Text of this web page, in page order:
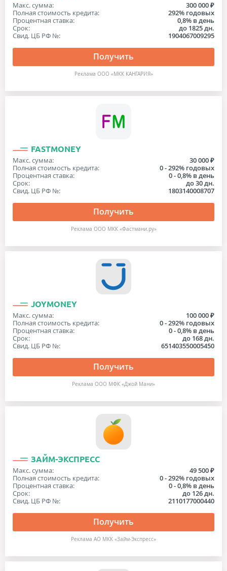
Макс. сумма:
300 000 ₽
Полная стоимость кредита:
292% годовых
Процентная ставка:
0,8% в день
Срок:
до 1825 дн.
Свид. ЦБ РФ №:
1904067009295
Получить
Реклама ООО «МКК КАНГАРИЯ»
FASTMONEY
Макс. сумма:
30 000 ₽
Полная стоимость кредита:
0 - 292% годовых
Процентная ставка:
0 - 0,8% в день
Срок:
до 30 дн.
Свид. ЦБ РФ №:
1803140008707
Получить
Реклама ООО МКК «Фастмани.ру»
JOYMONEY
Макс. сумма:
100 000 ₽
Полная стоимость кредита:
0 - 292% годовых
Процентная ставка:
0 - 0,8% в день
Срок:
до 168 дн.
Свид. ЦБ РФ №:
651403550005450
Получить
Реклама ООО МФК «Джой Мани»
ЗАЙМ-ЭКСПРЕСС
Макс. сумма:
49 500 ₽
Полная стоимость кредита:
0 - 292% годовых
Процентная ставка:
0 - 0,8% в день
Срок:
до 126 дн.
Свид. ЦБ РФ №:
2110177000440
Получить
Реклама АО МКК «Займ-Экспресс»